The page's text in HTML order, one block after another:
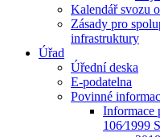
Kalendář svozu
Zásady pro
infrastruktury
Úřad
Úřední deska
E-podatelna
Povinné
Informace
106⁄1999